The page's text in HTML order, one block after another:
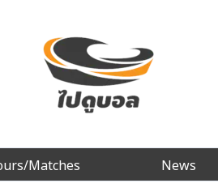
Matches News